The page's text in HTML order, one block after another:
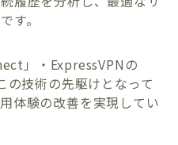
す。
」・ExpressVPNの
技術の先駆けとなって
体験の改善を実現してい